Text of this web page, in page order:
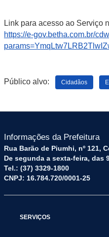
Link para acesso ao Serviço
https://e-gov.betha.com.br/
Público alvo: Cidadãos
Informações da Prefeitura
Rua Barão de Piumhi, nº 121,
De segunda a sexta-feira, das
Tel.: (37) 3329-1800
CNPJ: 16.784.720/0001-25
SERVIÇOS